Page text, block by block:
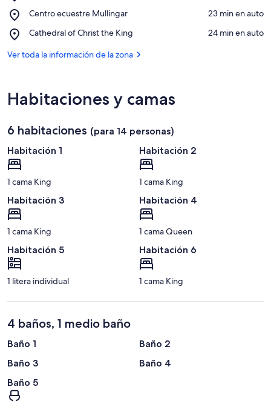
Trackway
Centre
Centro ecuestre Mullingar
Place,
ecuestre
‪23 min en auto‬
Cathedral of Christ the King
Place,
of
‪24 min en auto‬
Ver toda la información de la zona
Habitaciones y camas
6 habitaciones (para 14 personas)
Habitación 1
1 cama King
Habitación 2
1 cama King
Habitación 3
1 cama King
Habitación 4
1 cama Queen
Habitación 5
1 litera individual
Habitación 6
1 cama King
4 baños, 1 medio baño
Baño 1
Baño 2
Baño 3
Baño 4
Baño 5